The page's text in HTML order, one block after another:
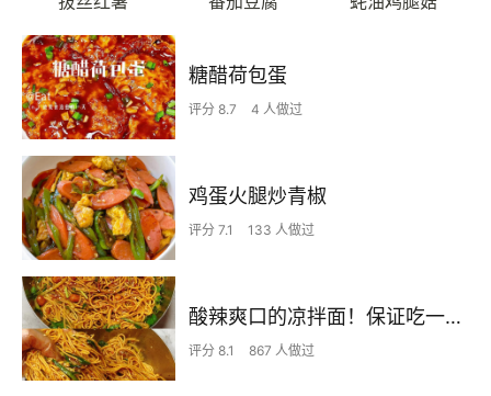
糖醋荷包蛋
评分 8.7 4 人做过
鸡蛋火腿炒青椒
评分 7.1 133 人做过
酸辣爽口的凉拌面！保证吃一次就上瘾
评分 8.1 867 人做过